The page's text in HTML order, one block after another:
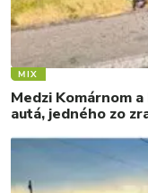
MIX
Medzi Komárnom
autá, jedného zo